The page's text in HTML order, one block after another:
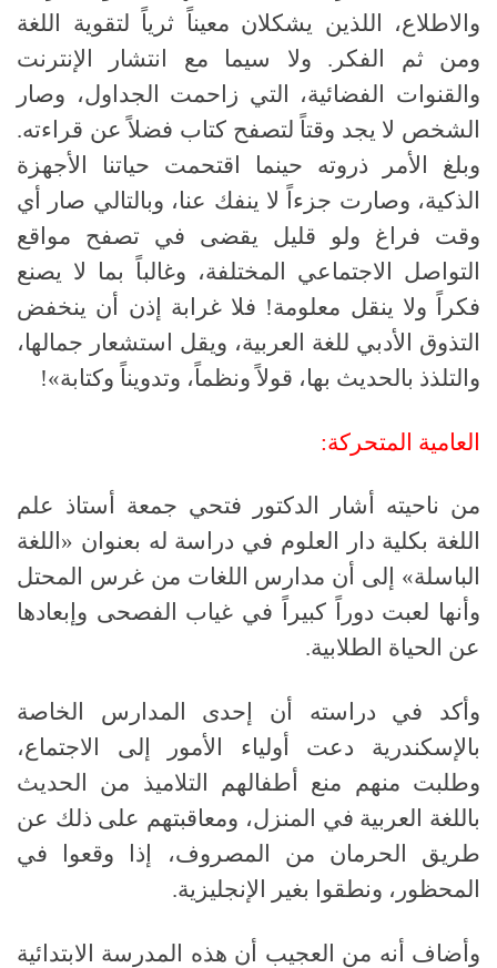
والاطلاع، اللذين يشكلان معيناً ثرياً لتقوية اللغة
ومن ثم الفكر . ولا سيما مع انتشار الإنترنت
والقنوات الفضائية، التي زاحمت الجداول، وصار
الشخص لا يجد وقتاً لتصفح كتاب فضلاً عن قراءته.
وبلغ الأمر ذروته حينما اقتحمت حياتنا الأجهزة
الذكية، وصارت جزءاً لا ينفك عنا، وبالتالي صار أي
وقت فراغ ولو قليل يقضى في تصفح مواقع
التواصل الاجتماعي المختلفة، وغالباً بما لا يصنع
فكراً ولا ينقل معلومة! فلا غرابة إذن أن ينخفض
التذوق الأدبي للغة العربية، ويقل استشعار جمالها،
والتلذذ بالحديث بها، قولاً ونظماً، وتدويناً وكتابة»!
العامية المتحركة:
من ناحيته أشار الدكتور فتحي جمعة أستاذ علم
اللغة بكلية دار العلوم في دراسة له بعنوان «اللغة
الباسلة» إلى أن مدارس اللغات من غرس المحتل
وأنها لعبت دوراً كبيراً في غياب الفصحى وإبعادها
عن الحياة الطلابية.
وأكد في دراسته أن إحدى المدارس الخاصة
بالإسكندرية دعت أولياء الأمور إلى الاجتماع،
وطلبت منهم منع أطفالهم التلاميذ من الحديث
باللغة العربية في المنزل، ومعاقبتهم على ذلك عن
طريق الحرمان من المصروف، إذا وقعوا في
المحظور، ونطقوا بغير الإنجليزية.
وأضاف أنه من العجيب أن هذه المدرسة الابتدائية